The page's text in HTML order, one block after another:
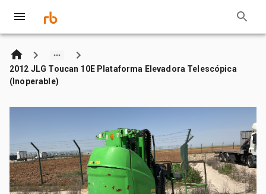
2012 JLG Toucan 10E Plataforma Elevadora Telescópica
(Inoperable)